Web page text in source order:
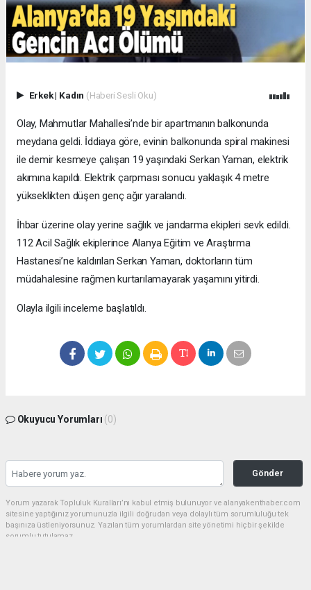
Erkek| Kadın (Haberi Sesli Oku)
Olay, Mahmutlar Mahallesi’nde bir apartmanın balkonunda
meydana geldi. İddiaya göre, evinin balkonunda spiral makinesi
ile demir kesmeye çalışan 19 yaşındaki Serkan Yaman, elektrik
akımına kapıldı. Elektrik çarpması sonucu yaklaşık 4 metre
yükseklikten düşen genç ağır yaralandı.
İhbar üzerine olay yerine sağlık ve jandarma ekipleri sevk edildi.
112 Acil Sağlık ekiplerince Alanya Eğitim ve Araştırma
Hastanesi’ne kaldırılan Serkan Yaman, doktorların tüm
müdahalesine rağmen kurtarılamayarak yaşamını yitirdi.
Olayla ilgili inceleme başlatıldı.
Okuyucu Yorumları (0)
Gönder
Yorum yazarak Topluluk Kuralları’nı kabul etmiş bulunuyor ve alanyakenthaber.com
sitesine yaptığınız yorumunuzla ilgili doğrudan veya dolaylı tüm sorumluluğu tek
başınıza üstleniyorsunuz. Yazılan tüm yorumlardan site yönetimi hiçbir şekilde
sorumlu tutulamaz.